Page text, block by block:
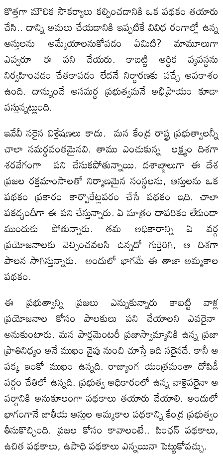
కొత్తగా మౌలిక సౌకర్యాలు కల్పించడానికి ఒక పథకం తయారు
చేసి.. దాన్ని అమలు చేయడానికి ఇప్పటికే వివిధ రంగాల్లో ఉన్న
ఆస్తులను అమ్మేయాలనుకోవడం ఏమిటి? మామూలుగా
ఎవ్వరూ ఈ పని చేయరు. కాబట్టి ఆర్థిక వ్యవస్థను
నిర్వహించడం చేతకావడం లేదనే నిర్ధారణకు వచ్చే అవకాశం
ఉంది. దాన్నుంచే అసమర్థ ప్రభుత్వమనే అభిప్రాయం కూడా
వస్తున్నట్లుంది.
ఇవేవీ సరైన విశ్లేషణలు కాదు. మన కేంద్ర రాష్ట్ర ప్రభుత్వాలన్నీ
చాలా సమర్థవంతమైనవి. తాము ఎంచుకున్న లక్ష్యం దిశగా
శరవేగంగా పని చేసుకపోతున్నాయి. దశాబ్దాలుగా ఈ దేశ
ప్రజల రక్తమాంసాలతో నిర్మాణమైన సంస్థలను, ఆస్తులను ఒక
పథకం ప్రకారం కార్పొరేట్లపరం చేసే పథకం ఇది. చాలా
పకడ్బందీగా ఈ పని చేస్తున్నారు. ఏ మాత్రం దాపరికం లేకుండా
ముందుకు పోతున్నారు. తమ అధికారాన్ని ఏ వర్గ
ప్రయోజనాలకు వెచ్చించవలసి ఉన్నదో గుర్తెరిగి, ఆ దిశగా
పాలన సాగిస్తున్నారు. అందులో భాగమే ఈ తాజా అమ్మకాల
పథకం.
ఈ ప్రభుత్వాన్ని ప్రజలు ఎన్నుకున్నారు కాబట్టి వాళ్ల
ప్రయోజనాల కోసం పాలకులు పని చేయాలని ఎవరైనా
అనుకుంటారు. మన పార్లమెంటరీ ప్రజాస్వామ్యానికి ఉన్న ప్రజా
ప్రాతినిధ్యం అనే ముఖం వైపు నుంచి చూస్తే ఇది సరైనదే. కానీ ఆ
పక్క ఇంకో ముఖం ఉన్నది. రాజ్యాంగ యంత్రమంతా దోపిడీ
వర్గం చేతిలో ఉన్నది. ప్రభుత్వ అధికారంలో ఉన్న వాళ్లెవరైనా ఆ
వర్గానికి అనుకూలంగా పథకాలు తయారు చేయాలి. అందులో
భాగంగానే జాతీయ ఆస్తుల అమ్మకాల పథకాన్ని కేంద్ర ప్రభుత్వం
తీసుకొచ్చింది. ప్రజల కోసం కావాలంటే.. పింఛన్‌ పథకాలు,
ఉచిత పథకాలు, ఉపాధి పథకాలు ఎన్నయినా పెట్టుకోవచ్చు.